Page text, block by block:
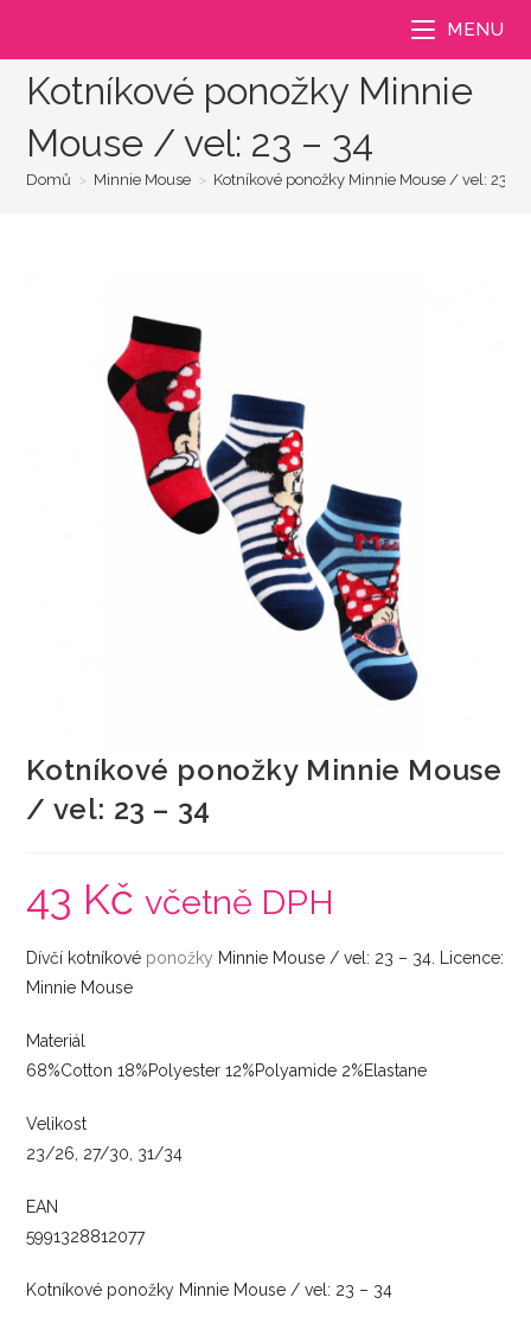
MENU
Kotníkové ponožky Minnie
Mouse / vel: 23 – 34
Domů > Minnie Mouse > Kotníkové ponožky Minnie Mouse / vel: 23 –
Kotníkové ponožky Minnie Mouse
/ vel: 23 – 34
43 Kč včetně DPH
Dívčí kotníkové ponožky Minnie Mouse / vel: 23 – 34. Licence:
Minnie Mouse
Materiál
68%Cotton 18%Polyester 12%Polyamide 2%Elastane
Velikost
23/26, 27/30, 31/34
EAN
5991328812077
Kotníkové ponožky Minnie Mouse / vel: 23 – 34